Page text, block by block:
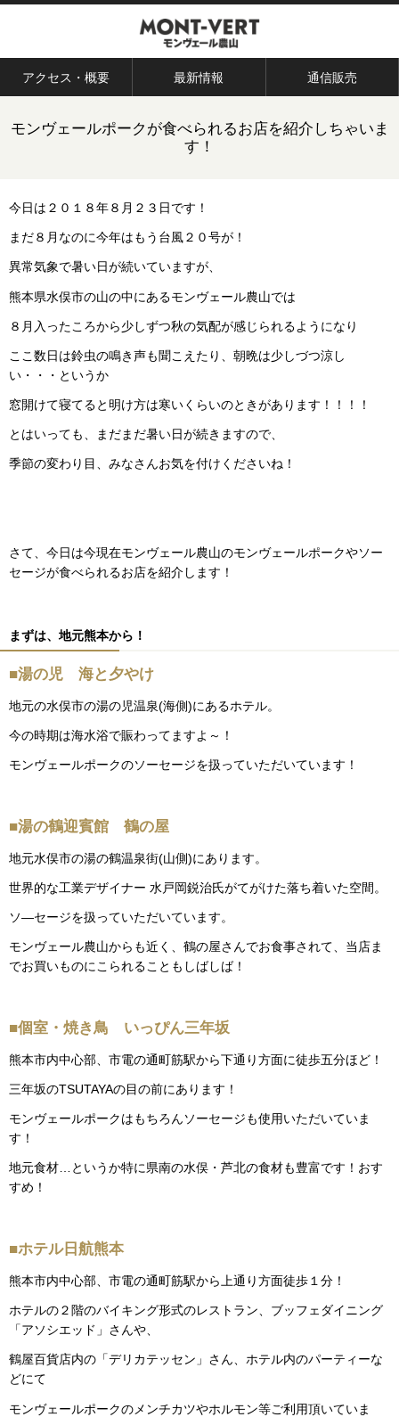
アクセス・概要 最新情報 通信販売
モンヴェールポークが食べられるお店を紹介しちゃいま
す！
今日は２０１８年８月２３日です！
まだ８月なのに今年はもう台風２０号が！
異常気象で暑い日が続いていますが、
熊本県水俣市の山の中にあるモンヴェール農山では
８月入ったころから少しずつ秋の気配が感じられるようになり
ここ数日は鈴虫の鳴き声も聞こえたり、朝晩は少しづつ涼し
い・・・というか
窓開けて寝てると明け方は寒いくらいのときがあります！！！！
とはいっても、まだまだ暑い日が続きますので、
季節の変わり目、みなさんお気を付けくださいね！
さて、今日は今現在モンヴェール農山のモンヴェールポークやソー
セージが食べられるお店を紹介します！
まずは、地元熊本から！
■湯の児 海と夕やけ
地元の水俣市の湯の児温泉(海側)にあるホテル。
今の時期は海水浴で賑わってますよ～！
モンヴェールポークのソーセージを扱っていただいています！
■湯の鶴迎賓館 鶴の屋
地元水俣市の湯の鶴温泉街(山側)にあります。
世界的な工業デザイナー 水戸岡鋭治氏がてがけた落ち着いた空間。
ソ―セージを扱っていただいています。
モンヴェール農山からも近く、鶴の屋さんでお食事されて、当店ま
でお買いものにこられることもしばしば！
■個室・焼き鳥 いっぴん三年坂
熊本市内中心部、市電の通町筋駅から下通り方面に徒歩五分ほど！
三年坂のTSUTAYAの目の前にあります！
モンヴェールポークはもちろんソーセージも使用いただいていま
す！
地元食材…というか特に県南の水俣・芦北の食材も豊富です！おす
すめ！
■ホテル日航熊本
熊本市内中心部、市電の通町筋駅から上通り方面徒歩１分！
ホテルの２階のバイキング形式のレストラン、ブッフェダイニング
「アソシエッド」さんや、
鶴屋百貨店内の「デリカテッセン」さん、ホテル内のパーティーな
どにて
モンヴェールポークのメンチカツやホルモン等ご利用頂いていま